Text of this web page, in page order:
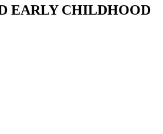
EARLY CHILDHOOD